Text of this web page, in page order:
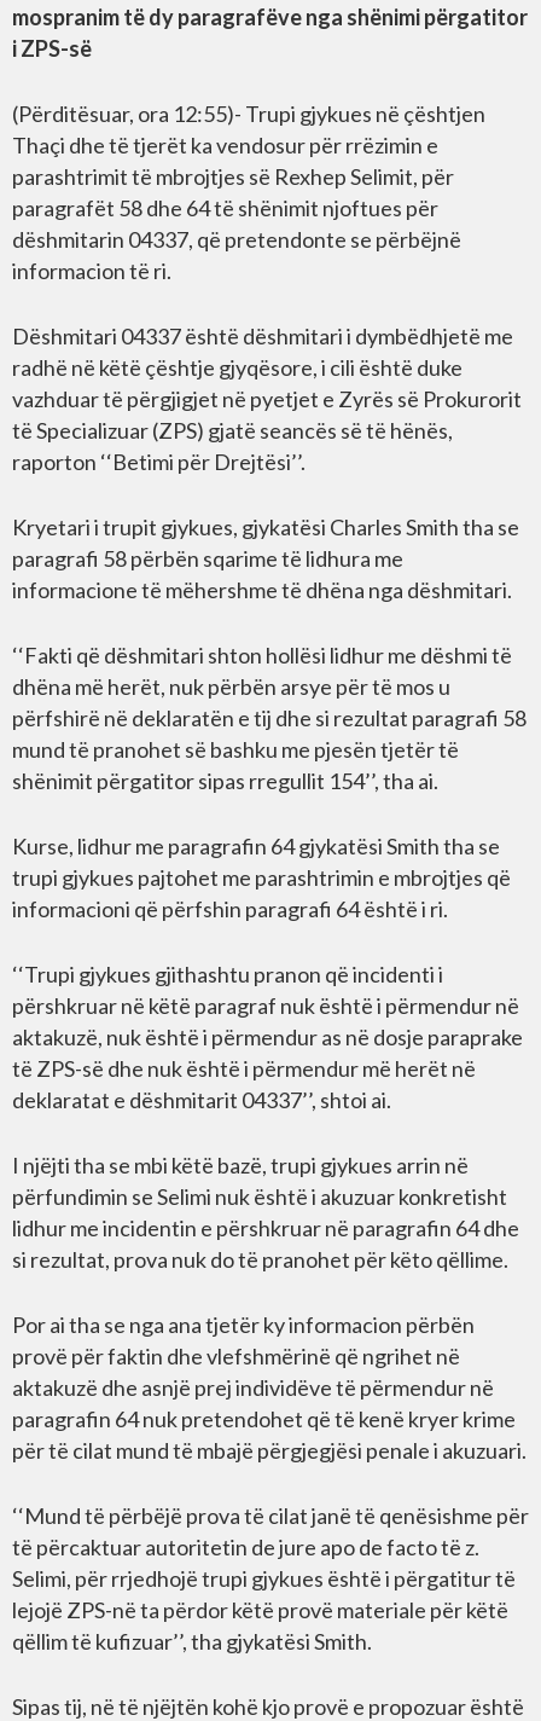
mospranim të dy paragrafëve nga shënimi përgatitor
i ZPS-së
(Përditësuar, ora 12:55)- Trupi gjykues në çështjen
Thaçi dhe të tjerët ka vendosur për rrëzimin e
parashtrimit të mbrojtjes së Rexhep Selimit, për
paragrafët 58 dhe 64 të shënimit njoftues për
dëshmitarin 04337, që pretendonte se përbëjnë
informacion të ri.
Dëshmitari 04337 është dëshmitari i dymbëdhjetë me
radhë në këtë çështje gjyqësore, i cili është duke
vazhduar të përgjigjet në pyetjet e Zyrës së Prokurorit
të Specializuar (ZPS) gjatë seancës së të hënës,
raporton ‘‘Betimi për Drejtësi’’.
Kryetari i trupit gjykues, gjykatësi Charles Smith tha se
paragrafi 58 përbën sqarime të lidhura me
informacione të mëhershme të dhëna nga dëshmitari.
‘‘Fakti që dëshmitari shton hollësi lidhur me dëshmi të
dhëna më herët, nuk përbën arsye për të mos u
përfshirë në deklaratën e tij dhe si rezultat paragrafi 58
mund të pranohet së bashku me pjesën tjetër të
shënimit përgatitor sipas rregullit 154’’, tha ai.
Kurse, lidhur me paragrafin 64 gjykatësi Smith tha se
trupi gjykues pajtohet me parashtrimin e mbrojtjes që
informacioni që përfshin paragrafi 64 është i ri.
‘‘Trupi gjykues gjithashtu pranon që incidenti i
përshkruar në këtë paragraf nuk është i përmendur në
aktakuzë, nuk është i përmendur as në dosje paraprake
të ZPS-së dhe nuk është i përmendur më herët në
deklaratat e dëshmitarit 04337’’, shtoi ai.
I njëjti tha se mbi këtë bazë, trupi gjykues arrin në
përfundimin se Selimi nuk është i akuzuar konkretisht
lidhur me incidentin e përshkruar në paragrafin 64 dhe
si rezultat, prova nuk do të pranohet për këto qëllime.
Por ai tha se nga ana tjetër ky informacion përbën
provë për faktin dhe vlefshmërinë që ngrihet në
aktakuzë dhe asnjë prej individëve të përmendur në
paragrafin 64 nuk pretendohet që të kenë kryer krime
për të cilat mund të mbajë përgjegjësi penale i akuzuari.
‘‘Mund të përbëjë prova të cilat janë të qenësishme për
të përcaktuar autoritetin de jure apo de facto të z.
Selimi, për rrjedhojë trupi gjykues është i përgatitur të
lejojë ZPS-në ta përdor këtë provë materiale për këtë
qëllim të kufizuar’’, tha gjykatësi Smith.
Sipas tij, në të njëjtën kohë kjo provë e propozuar është